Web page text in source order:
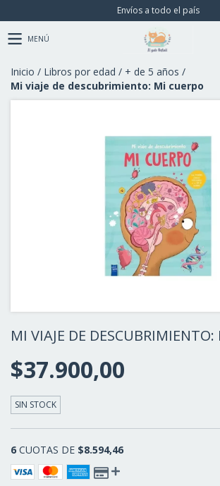
Envíos a todo el país
MENÚ
Inicio / Libros por edad / + de 5 años /
Mi viaje de descubrimiento: Mi cuerpo
MI VIAJE DE DESCUBRIMIENTO:
$37.900,00
SIN STOCK
6 CUOTAS DE $8.594,46